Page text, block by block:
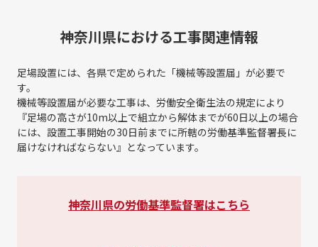
神奈川県における工事関連情報
足場設置には、各県で定められた「機械等設置届」が必要で
す。
機械等設置届が必要な工事は、労働安全衛生法の規定により
『足場の高さが10m以上で組立から解体までが60日以上の場合
には、 設置工事開始の30日前までに所轄の労働基準監督署長に
届けなければならない』となっています。
神奈川県の労働基準監督署はこちら